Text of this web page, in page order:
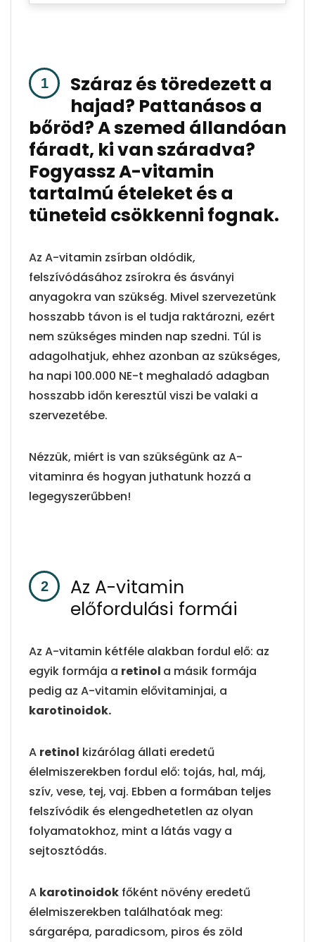
Száraz és töredezett a
hajad? Pattanásos a
bőröd? A szemed állandóan
fáradt, ki van száradva?
Fogyassz A-vitamin
tartalmú ételeket és a
tüneteid csökkenni fognak.
Az A-vitamin zsírban oldódik,
felszívódásához zsírokra és ásványi
anyagokra van szükség. Mivel szervezetünk
hosszabb távon is el tudja raktározni, ezért
nem szükséges minden nap szedni. Túl is
adagolhatjuk, ehhez azonban az szükséges,
ha napi 100.000 NE-t meghaladó adagban
hosszabb időn keresztül viszi be valaki a
szervezetébe.
Nézzük, miért is van szükségünk az A-
vitaminra és hogyan juthatunk hozzá a
legegyszerűbben!
Az A-vitamin
előfordulási formái
Az A-vitamin kétféle alakban fordul elő: az
egyik formája a retinol a másik formája
pedig az A-vitamin elővitaminjai, a
karotinoidok.
A retinol kizárólag állati eredetű
élelmiszerekben fordul elő: tojás, hal, máj,
szív, vese, tej, vaj. Ebben a formában teljes
felszívódik és elengedhetetlen az olyan
folyamatokhoz, mint a látás vagy a
sejtosztódás.
A karotinoidok főként növény eredetű
élelmiszerekben találhatóak meg:
sárgarépa, paradicsom, piros és zöld